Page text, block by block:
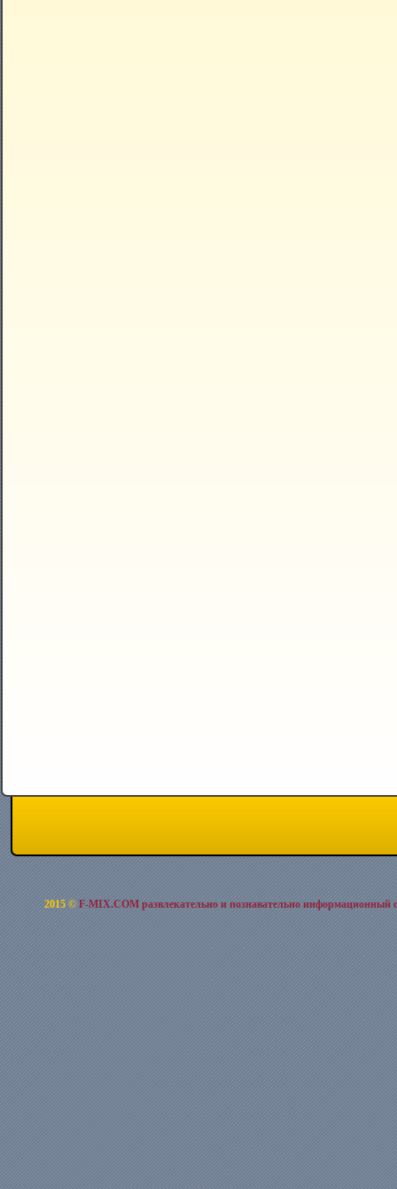
2015 ©F-MIX.COM развлекательно и познавательно информационный